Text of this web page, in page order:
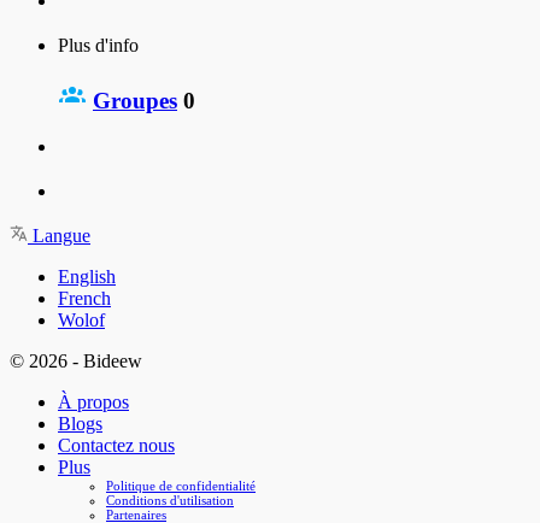
Plus d'info
Groupes 0
Langue
English
French
Wolof
© 2026 - Bideew
À propos
Blogs
Contactez nous
Plus
Politique de confidentialité
Conditions d'utilisation
Partenaires